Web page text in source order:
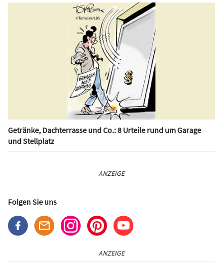
Getränke, Dachterrasse und Co.: 8 Urteile rund um Garage
und Stellplatz
ANZEIGE
Folgen Sie uns
ANZEIGE